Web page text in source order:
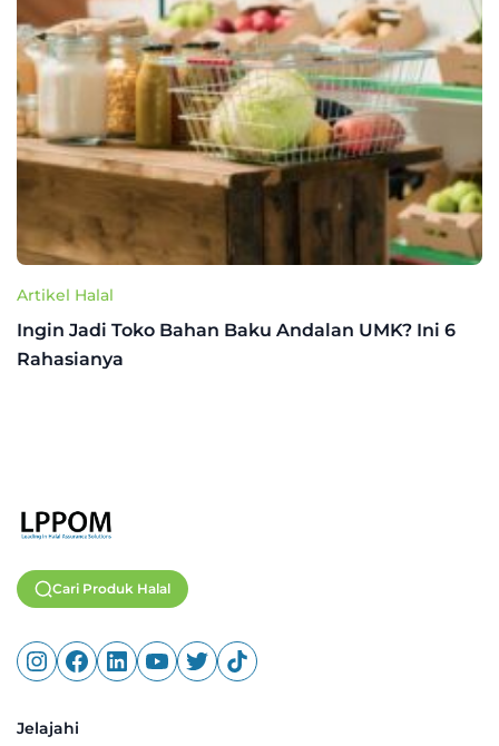
Artikel Halal
Ingin Jadi Toko Bahan Baku Andalan UMK? Ini 6
Rahasianya
Cari Produk Halal
Jelajahi